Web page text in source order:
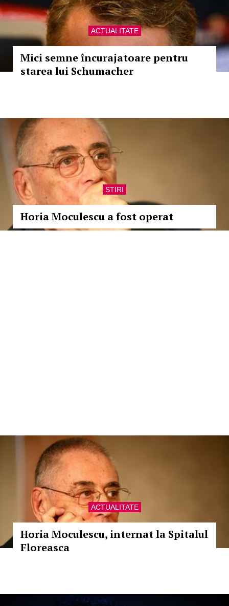
ACTUALITATE
Mici semne încurajatoare pentru
starea lui Schumacher
STIRI
Horia Moculescu a fost operat
ACTUALITATE
Horia Moculescu, internat la Spitalul
Floreasca